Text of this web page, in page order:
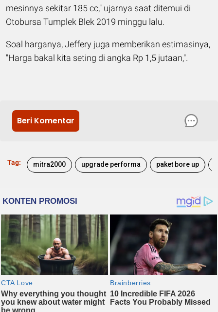
mesinnya sekitar 185 cc," ujarnya saat ditemui di
Otobursa Tumplek Blek 2019 minggu lalu.
Soal harganya, Jeffery juga memberikan estimasinya,
"Harga bakal kita seting di angka Rp 1,5 jutaan,".
Beri Komentar
Tag: mitra2000 upgrade performa paket bore up